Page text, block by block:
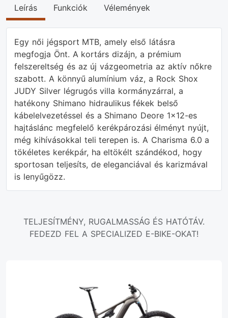
Leírás Funkciók Vélemények
Egy női jégsport MTB, amely első látásra
megfogja Önt. A kortárs dizájn, a prémium
felszereltség és az új vázgeometria az aktív nőkre
szabott. A könnyű alumínium váz, a Rock Shox
JUDY Silver légrugós villa kormányzárral, a
hatékony Shimano hidraulikus fékek belső
kábelelvezetéssel és a Shimano Deore 1x12-es
hajtáslánc megfelelő kerékpározási élményt nyújt,
még kihívásokkal teli terepen is. A Charisma 6.0 a
tökéletes kerékpár, ha eltökélt szándékod, hogy
sportosan teljesíts, de eleganciával és karizmával
is lenyűgözz.
TELJESÍTMÉNY, RUGALMASSÁG ÉS HATÓTÁV.
FEDEZD FEL A SPECIALIZED E-BIKE-OKAT!